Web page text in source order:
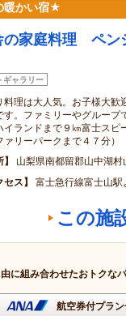
暖かい宿★
の家庭料理 ペン
ギャラリー
料理は大人気。お子様大歓
す。ファミリーやグループ
イランドまで９㎞富士スピ
ァリーパークまで４７分）
山梨県南都留郡山中湖
セス
富士急行線富士山
この施
に組み合わせたおトクな
航空券付プラ